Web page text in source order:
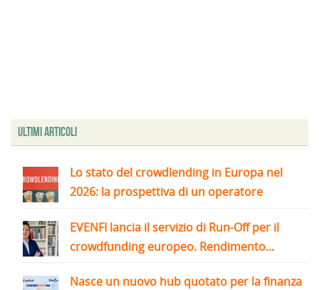
Ultimi articoli
Lo stato del crowdlending in Europa nel
2026: la prospettiva di un operatore
EVENFI lancia il servizio di Run-Off per il
crowdfunding europeo. Rendimento...
Nasce un nuovo hub quotato per la finanza